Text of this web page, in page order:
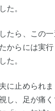
た。
たら、この
からには実行
た。
に止められま
し、足が痛